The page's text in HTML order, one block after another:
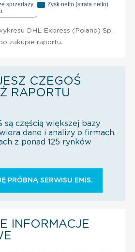
sprzedaży
Zysk netto (strata netto)
DHL Express (Poland) Sp.
zakupie raportu.
CZEGOŚ
RAPORTU
są częścią większej bazy
dane i analizy o firmach,
z ponad 125 rynków
PRÓBNĄ SERWISU EMIS.
INFORMACJE